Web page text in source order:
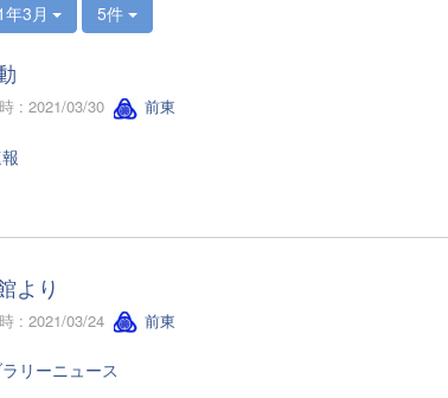
3月 5件
: 2021/03/30 前東
より
: 2021/03/24 前東
リーニュース